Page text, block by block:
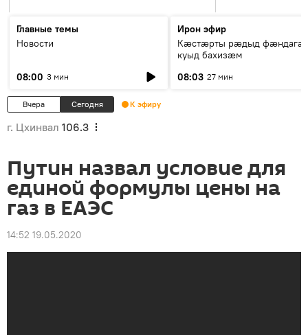
Главные темы
Новости
08:00 3 мин
Ирон эфир
Кæстæрты рæдыд
куыд бахизæм
08:03 27 мин
Вчера Сегодня К эфиру
г. Цхинвал 106.3
Путин назвал условие для
единой формулы цены на
газ в ЕАЭС
14:52 19.05.2020